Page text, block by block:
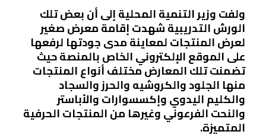
ولفت وزير التنمية المحلية إلى أن بعض تلك
الورش التدريبية شهدت إقامة معرض صغير
لعرض المنتجات لمعاينة مدى جودتها لرفعها
على الموقع الإلكتروني الخاص بالمنصة حيث
تضمنت تلك المعارض مختلف أنواع المنتجات
منها الجلود والكروشيه والحرز والسجاد
والكليم اليدوي وإكسسوارات والأباستر
والنحت الفرعوني وغيرها من المنتجات الحرفية
المتميزة.